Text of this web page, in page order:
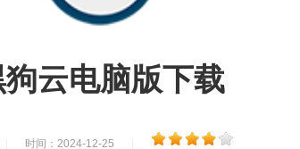
云电脑版下载
时间：2024-12-25